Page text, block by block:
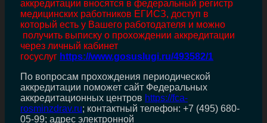
аккредитации вносятся в федеральный регистр
медицинских работников ЕГИСЗ, доступ в
который есть у Вашего работодателя и можно
получить выписку о прохождении аккредитации
через личный кабинет
госуслуг https://www.gosuslugi.ru/493582/1
По вопросам прохождения периодической
аккредитации поможет сайт Федеральных
аккредитационных центров https://fca-
rosminzdrav.ru; контактный телефон: +7 (495) 680-
05-99; адрес электронной